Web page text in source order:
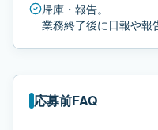
帰庫・報告。
業務終了後に日報や報
応募前FAQ